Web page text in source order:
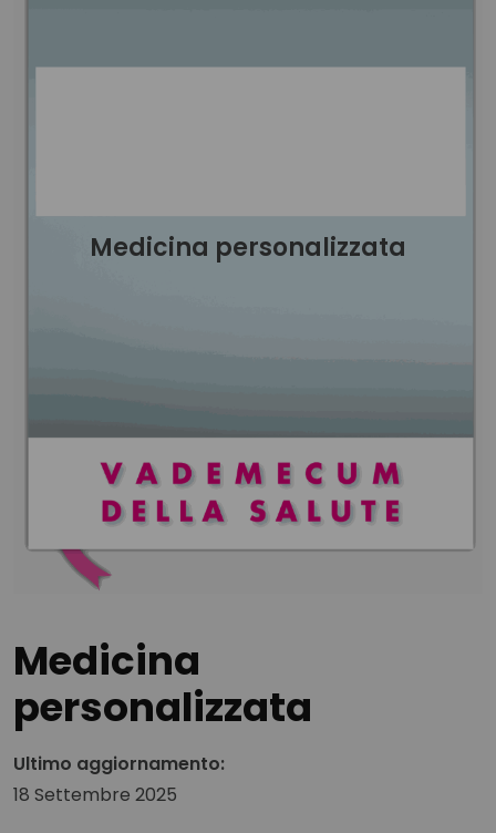
Medicina
personalizzata
Ultimo aggiornamento:
18 Settembre 2025
Medicina personalizzata